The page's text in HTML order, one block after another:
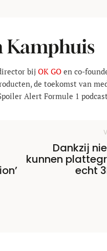
bijOK GO en co-
de toekomst van
Alert Formule 1
Dankzij
kunnen
echt